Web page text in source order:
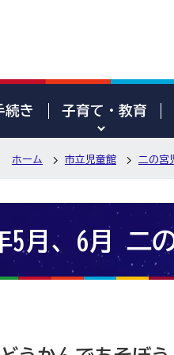
続き 子育て・教育
ホーム 市立児童館 二の宮
5月、6月 二